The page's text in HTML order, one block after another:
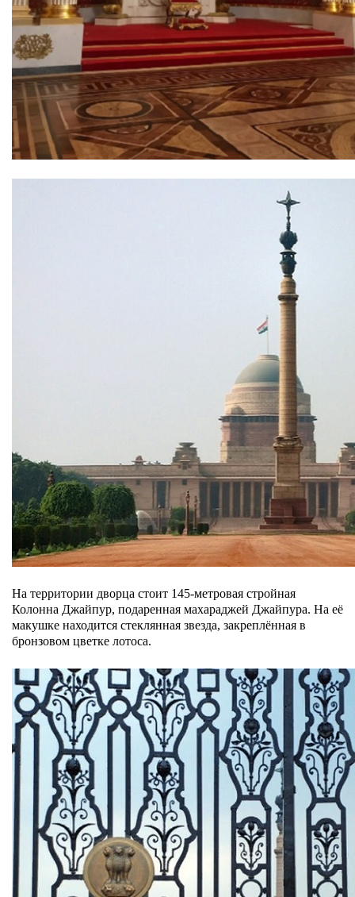
На территории дворца стоит 145-метровая стройная
Колонна Джайпур, подаренная махараджей Джайпура. На её
макушке находится стеклянная звезда, закреплённая в
бронзовом цветке лотоса.